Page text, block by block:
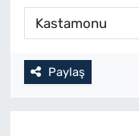
Paylaş